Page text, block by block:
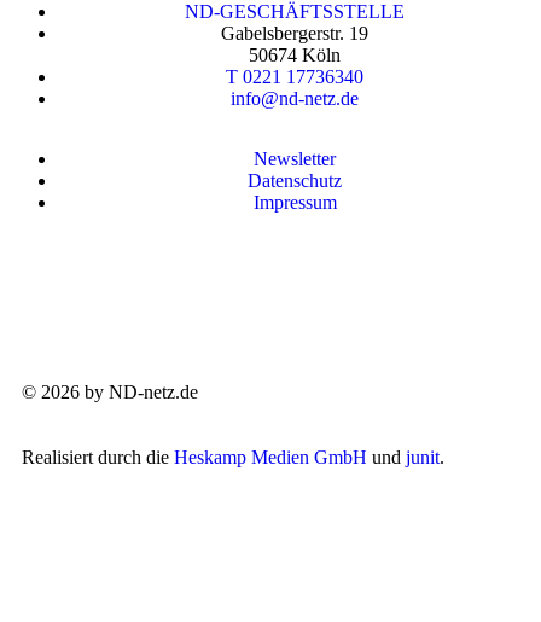
ND-GESCHÄFTSSTELLE
Gabelsbergerstr. 19
50674 Köln
T 0221 17736340
info@nd-netz.de
Newsletter
Datenschutz
Impressum
© 2026 by ND-netz.de
Realisiert durch die Heskamp Medien GmbH und junit.